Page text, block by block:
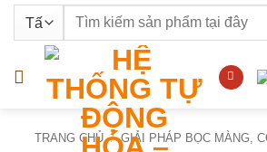
nội
Tìm
TRANG CHỦ / GIẢI PHÁP BỌC MÀNG,